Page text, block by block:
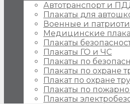
Автотранспорт и
Плакаты для
Военные и
Медицинские
Плакаты
Плакаты ГО и ЧС
Плакаты по
Плакаты по охране
Плакат по охране
Плакаты по
Плакаты